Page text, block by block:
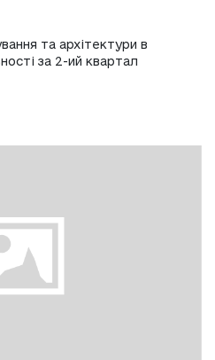
та архітектури в
за 2-ий квартал